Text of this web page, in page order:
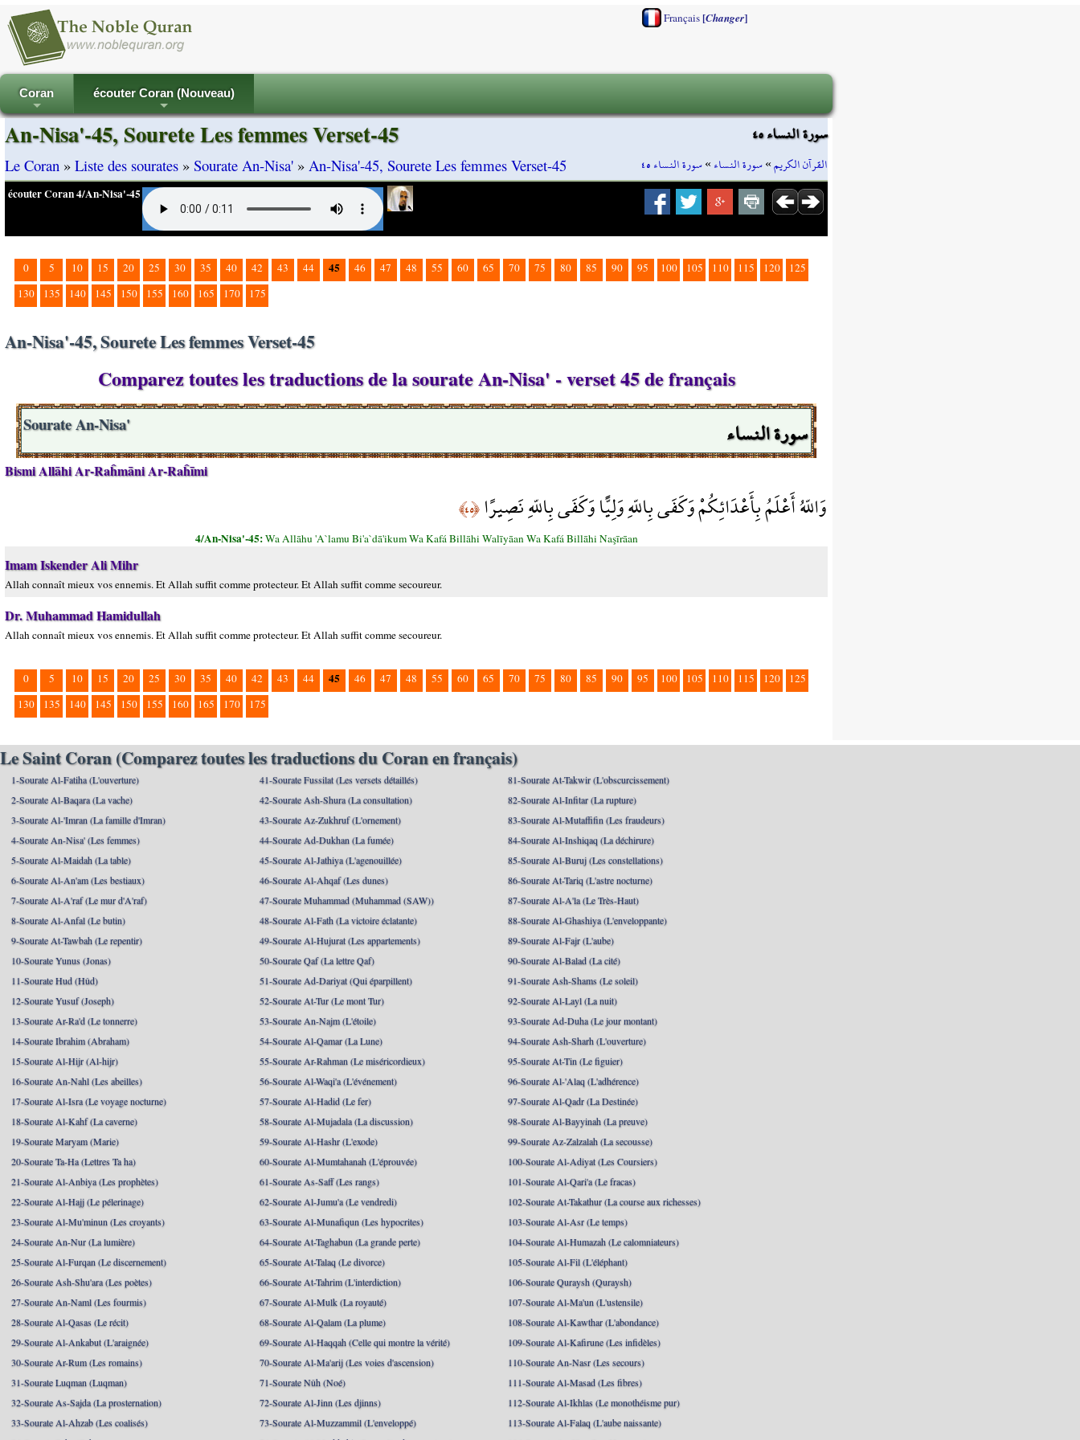
Français[Changer]
+
Coran
+
écouter Coran (Nouveau)
سورة النساء ٤٥
القرآن الكريم»سورة النساء»سورة النساء ٤٥
An-Nisa'-45, Sourete Les femmes Verset-45
Le Coran » Liste des sourates » Sourate An-Nisa' » An-Nisa'-45, Sourete Les femmes Verset-45
écouter Coran 4/An-Nisa'-45
0 5 10 15 20 25 30 35 40 42 43 44 45 46 47 48 55 60 65 70 75 80 85 90 95 100 105 110 115 120
125
130
135 140 145 150 155 160 165 170 175
An-Nisa'-45, Sourete Les femmes Verset-45
Comparez toutes les traductions de la sourate An-Nisa' - verset 45 de français
سورة النساء Sourate An-Nisa'
Bismi Allāhi Ar-Raĥmāni Ar-Raĥīmi
وَاللّهُ أَعْلَمُ بِأَعْدَائِكُمْ وَكَفَى بِاللّهِ وَلِيًّا وَكَفَى بِاللّهِ نَصِيرًا﴿٤٥﴾
4/An-Nisa'-45:Wa Allāhu 'A`lamu Bi'a`dā'ikum Wa Kafá Billāhi Walīyāan Wa Kafá Billāhi Naşīrāan
Imam Iskender Ali Mihr
Allah connaît mieux vos ennemis. Et Allah suffit comme protecteur. Et Allah suffit comme secoureur.
Dr. Muhammad Hamidullah
Allah connaît mieux vos ennemis. Et Allah suffit comme protecteur. Et Allah suffit comme secoureur.
0 5 10 15 20 25 30 35 40 42 43 44 45 46 47 48 55 60 65 70 75 80 85 90 95 100 105 110 115 120
125
130
135 140 145 150 155 160 165 170 175
Le Saint Coran (Comparez toutes les traductions du Coran en français)
1-Sourate Al-Fatiha (L'ouverture)
2-Sourate Al-Baqara (La vache)
3-Sourate Al-'Imran (La famille d'Imran)
4-Sourate An-Nisa' (Les femmes)
5-Sourate Al-Maidah (La table)
6-Sourate Al-An'am (Les bestiaux)
7-Sourate Al-A'raf (Le mur d'A'raf)
8-Sourate Al-Anfal (Le butin)
9-Sourate At-Tawbah (Le repentir)
10-Sourate Yunus (Jonas)
11-Sourate Hud (Hûd)
12-Sourate Yusuf (Joseph)
13-Sourate Ar-Ra'd (Le tonnerre)
14-Sourate Ibrahim (Abraham)
15-Sourate Al-Hijr (Al-hijr)
16-Sourate An-Nahl (Les abeilles)
17-Sourate Al-Isra (Le voyage nocturne)
18-Sourate Al-Kahf (La caverne)
19-Sourate Maryam (Marie)
20-Sourate Ta-Ha (Lettres Ta ha)
21-Sourate Al-Anbiya (Les prophètes)
22-Sourate Al-Hajj (Le pélerinage)
23-Sourate Al-Mu'minun (Les croyants)
24-Sourate An-Nur (La lumière)
25-Sourate Al-Furqan (Le discernement)
26-Sourate Ash-Shu'ara (Les poètes)
27-Sourate An-Naml (Les fourmis)
28-Sourate Al-Qasas (Le récit)
29-Sourate Al-Ankabut (L'araignée)
30-Sourate Ar-Rum (Les romains)
31-Sourate Luqman (Luqman)
32-Sourate As-Sajda (La prosternation)
33-Sourate Al-Ahzab (Les coalisés)
41-Sourate Fussilat (Les versets détaillés)
42-Sourate Ash-Shura (La consultation)
43-Sourate Az-Zukhruf (L'ornement)
44-Sourate Ad-Dukhan (La fumée)
45-Sourate Al-Jathiya (L'agenouillée)
46-Sourate Al-Ahqaf (Les dunes)
47-Sourate Muhammad (Muhammad (SAW))
48-Sourate Al-Fath (La victoire éclatante)
49-Sourate Al-Hujurat (Les appartements)
50-Sourate Qaf (La lettre Qaf)
51-Sourate Ad-Dariyat (Qui éparpillent)
52-Sourate At-Tur (Le mont Tur)
53-Sourate An-Najm (L'étoile)
54-Sourate Al-Qamar (La Lune)
55-Sourate Ar-Rahman (Le miséricordieux)
56-Sourate Al-Waqi'a (L'événement)
57-Sourate Al-Hadid (Le fer)
58-Sourate Al-Mujadala (La discussion)
59-Sourate Al-Hashr (L'exode)
60-Sourate Al-Mumtahanah (L'éprouvée)
61-Sourate As-Saff (Les rangs)
62-Sourate Al-Jumu'a (Le vendredi)
63-Sourate Al-Munafiqun (Les hypocrites)
64-Sourate At-Taghabun (La grande perte)
65-Sourate At-Talaq (Le divorce)
66-Sourate At-Tahrim (L'interdiction)
67-Sourate Al-Mulk (La royauté)
68-Sourate Al-Qalam (La plume)
69-Sourate Al-Haqqah (Celle qui montre la vérité)
70-Sourate Al-Ma'arij (Les voies d'ascension)
71-Sourate Nûh (Noé)
72-Sourate Al-Jinn (Les djinns)
73-Sourate Al-Muzzammil (L'enveloppé)
81-Sourate At-Takwir (L'obscurcissement)
82-Sourate Al-Infitar (La rupture)
83-Sourate Al-Mutaffifin (Les fraudeurs)
84-Sourate Al-Inshiqaq (La déchirure)
85-Sourate Al-Buruj (Les constellations)
86-Sourate At-Tariq (L'astre nocturne)
87-Sourate Al-A'la (Le Très-Haut)
88-Sourate Al-Ghashiya (L'enveloppante)
89-Sourate Al-Fajr (L'aube)
90-Sourate Al-Balad (La cité)
91-Sourate Ash-Shams (Le soleil)
92-Sourate Al-Layl (La nuit)
93-Sourate Ad-Duha (Le jour montant)
94-Sourate Ash-Sharh (L'ouverture)
95-Sourate At-Tin (Le figuier)
96-Sourate Al-'Alaq (L'adhérence)
97-Sourate Al-Qadr (La Destinée)
98-Sourate Al-Bayyinah (La preuve)
99-Sourate Az-Zalzalah (La secousse)
100-Sourate Al-Adiyat (Les Coursiers)
101-Sourate Al-Qari'a (Le fracas)
102-Sourate At-Takathur (La course aux richesses)
103-Sourate Al-Asr (Le temps)
104-Sourate Al-Humazah (Le calomniateurs)
105-Sourate Al-Fil (L'éléphant)
106-Sourate Quraysh (Quraysh)
107-Sourate Al-Ma'un (L'ustensile)
108-Sourate Al-Kawthar (L'abondance)
109-Sourate Al-Kafirune (Les infidèles)
110-Sourate An-Nasr (Les secours)
111-Sourate Al-Masad (Les fibres)
112-Sourate Al-Ikhlas (Le monothéisme pur)
113-Sourate Al-Falaq (L'aube naissante)